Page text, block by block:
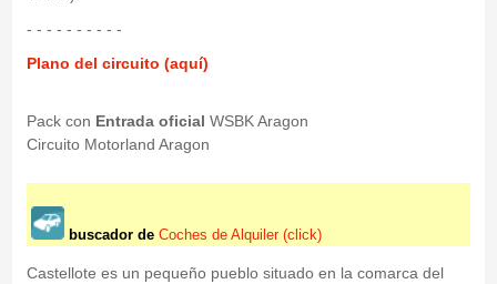
- - - - - - - - - -
Plano del circuito (aquí)
Pack con Entrada oficial WSBK Aragon
Circuito Motorland Aragon
buscador de Coches de Alquiler (click)
Castellote es un pequeño pueblo situado en la comarca del